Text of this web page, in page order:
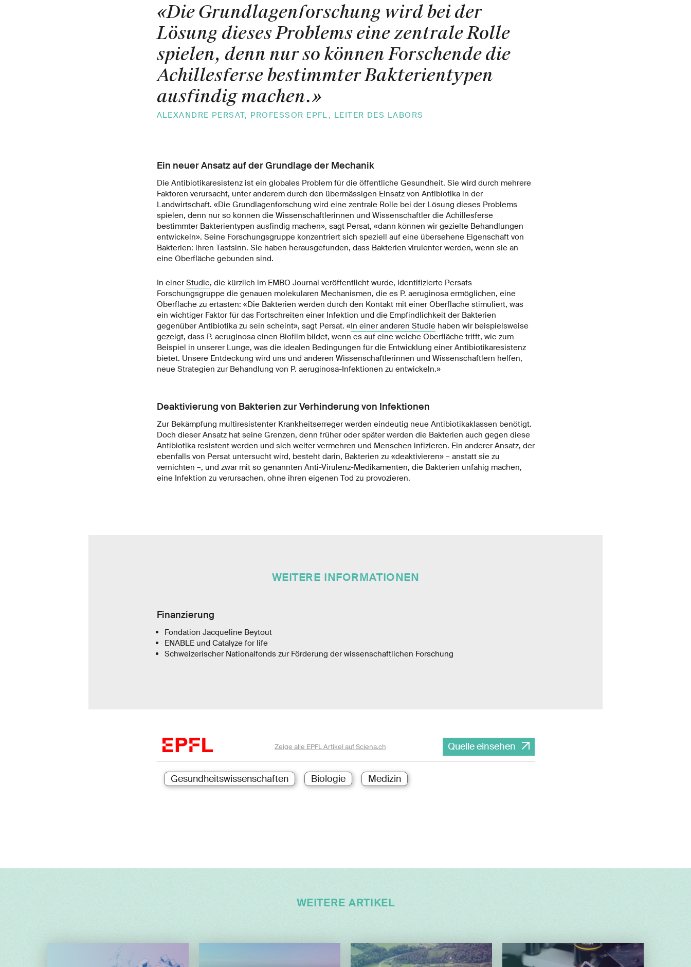
«Die Grundlagenforschung wird bei der
Lösung dieses Problems eine zentrale Rolle
spielen, denn nur so können Forschende die
Achillesferse bestimmter Bakterientypen
ausfindig machen.»
ALEXANDRE PERSAT, PROFESSOR EPFL, LEITER DES LABORS
Ein neuer Ansatz auf der Grundlage der Mechanik
Die Antibiotikaresistenz ist ein globales Problem für die öffentliche Gesundheit. Sie wird durch mehrere
Faktoren verursacht, unter anderem durch den übermässigen Einsatz von Antibiotika in der
Landwirtschaft. «Die Grundlagenforschung wird eine zentrale Rolle bei der Lösung dieses Problems
spielen, denn nur so können die Wissenschaftlerinnen und Wissenschaftler die Achillesferse
bestimmter Bakterientypen ausfindig machen», sagt Persat, «dann können wir gezielte Behandlungen
entwickeln». Seine Forschungsgruppe konzentriert sich speziell auf eine übersehene Eigenschaft von
Bakterien: ihren Tastsinn. Sie haben herausgefunden, dass Bakterien virulenter werden, wenn sie an
eine Oberfläche gebunden sind.
In einer Studie, die kürzlich im EMBO Journal veröffentlicht wurde, identifizierte Persats
Forschungsgruppe die genauen molekularen Mechanismen, die es P. aeruginosa ermöglichen, eine
Oberfläche zu ertasten: «Die Bakterien werden durch den Kontakt mit einer Oberfläche stimuliert, was
ein wichtiger Faktor für das Fortschreiten einer Infektion und die Empfindlichkeit der Bakterien
gegenüber Antibiotika zu sein scheint», sagt Persat. «In einer anderen Studiehaben wir beispielsweise
gezeigt, dass P. aeruginosa einen Biofilm bildet, wenn es auf eine weiche Oberfläche trifft, wie zum
Beispiel in unserer Lunge, was die idealen Bedingungen für die Entwicklung einer Antibiotikaresistenz
bietet. Unsere Entdeckung wird uns und anderen Wissenschaftlerinnen und Wissenschaftlern helfen,
neue Strategien zur Behandlung von P. aeruginosa-Infektionen zu entwickeln.»
Deaktivierung von Bakterien zur Verhinderung von Infektionen
Zur Bekämpfung multiresistenter Krankheitserreger werden eindeutig neue Antibiotikaklassen benötigt.
Doch dieser Ansatz hat seine Grenzen, denn früher oder später werden die Bakterien auch gegen diese
Antibiotika resistent werden und sich weiter vermehren und Menschen infizieren. Ein anderer Ansatz, der
ebenfalls von Persat untersucht wird, besteht darin, Bakterien zu «deaktivieren» – anstatt sie zu
vernichten –, und zwar mit so genannten Anti-Virulenz-Medikamenten, die Bakterien unfähig machen,
eine Infektion zu verursachen, ohne ihren eigenen Tod zu provozieren.
WEITERE INFORMATIONEN
Finanzierung
Fondation Jacqueline Beytout
ENABLE und Catalyze for life
Schweizerischer Nationalfonds zur Förderung der wissenschaftlichen Forschung
Zeige alle EPFL Artikel auf Sciena.ch Quelle einsehen
Gesundheitswissenschaften Biologie Medizin
WEITERE ARTIKEL